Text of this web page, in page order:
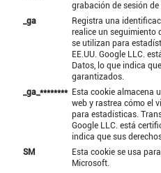
grabación de sesión de
_ga
Registra una
realice un seguimiento
se utilizan para
EE.UU. Google LLC.
Datos, lo que indica
garantizados.
_ga_******** Esta cookie almacena
web y rastrea cómo el
para estadísticas.
Google LLC. está
indica que sus
SM
Esta cookie se usa
Microsoft.